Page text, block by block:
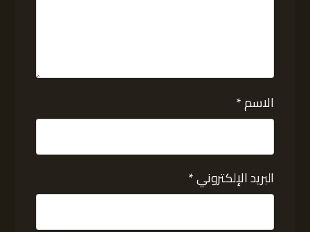
الاسم*
البريد الإلكتروني*